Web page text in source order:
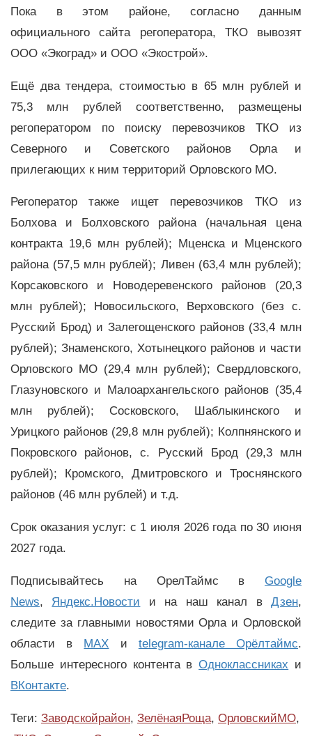
Пока в этом районе, согласно данным
официального сайта регоператора, ТКО вывозят
ООО «Экоград» и ООО «Экострой».
Ещё два тендера, стоимостью в 65 млн рублей и
75,3 млн рублей соответственно, размещены
регоператором по поиску перевозчиков ТКО из
Северного и Советского районов Орла и
прилегающих к ним территорий Орловского МО.
Регоператор также ищет перевозчиков ТКО из
Болхова и Болховского района (начальная цена
контракта 19,6 млн рублей); Мценска и Мценского
района (57,5 млн рублей); Ливен (63,4 млн рублей);
Корсаковского и Новодеревенского районов (20,3
млн рублей); Новосильского, Верховского (без с.
Русский Брод) и Залегощенского районов (33,4 млн
рублей); Знаменского, Хотынецкого районов и части
Орловского МО (29,4 млн рублей); Свердловского,
Глазуновского и Малоархангельского районов (35,4
млн рублей); Сосковского, Шаблыкинского и
Урицкого районов (29,8 млн рублей); Колпнянского и
Покровского районов, с. Русский Брод (29,3 млн
рублей); Кромского, Дмитровского и Троснянского
районов (46 млн рублей) и т.д.
Срок оказания услуг: с 1 июля 2026 года по 30 июня
2027 года.
Подписывайтесь на ОрелТаймс в Google
News, Яндекс.Новости и на наш канал вДзен,
следите за главными новостями Орла и Орловской
области в MAX и telegram-канале Орёлтаймс.
Больше интересного контента вОдноклассниках и
ВКонтакте.
Теги: Заводскойрайон, ЗелёнаяРоща, ОрловскийМО,